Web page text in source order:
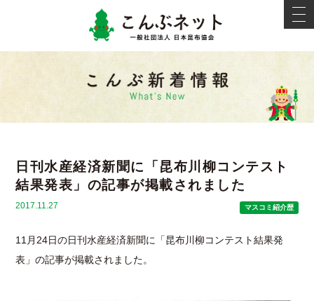
こんぶ
日刊水産経済新聞に「昆布川柳コンテスト
結果発表」の記事が掲載されました
2017.11.27 マスコミ紹介歴
11月24日の日刊水産経済新聞に「昆布川柳コンテスト結果発
表」の記事が掲載されました。
t
o
g
v
g